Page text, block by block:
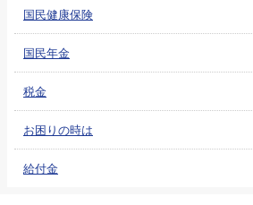
国民健康保険
国民年金
税金
お困りの時は
給付金